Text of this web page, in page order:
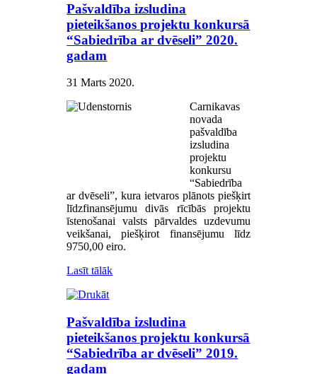
Pašvaldība izsludina
pieteikšanos projektu konkursā
“Sabiedrība ar dvēseli” 2020.
gadam
31 Marts 2020.
Carnikavas
novada
pašvaldība
izsludina
projektu
konkursu
“Sabiedrība
ar dvēseli”, kura ietvaros plānots piešķirt
līdzfinansējumu divās rīcībās projektu
īstenošanai valsts pārvaldes uzdevumu
veikšanai, piešķirot finansējumu līdz
9750,00 eiro.
Lasīt tālāk
Pašvaldība izsludina
pieteikšanos projektu konkursā
“Sabiedrība ar dvēseli” 2019.
gadam